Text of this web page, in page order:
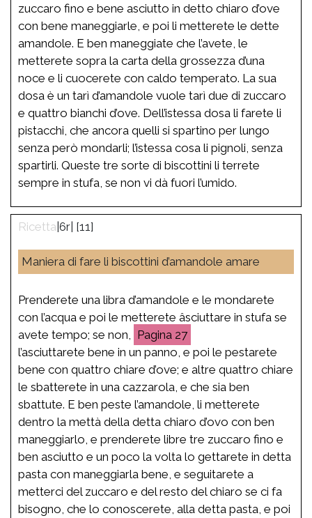
zuccaro fino e bene asciutto in detto chiaro d’ove
con bene maneggiarle, e poi li metterete le dette
amandole. E ben maneggiate che l’avete, le
metterete sopra la carta della grossezza d’una
noce e li cuocerete con caldo temperato. La sua
dosa è un tarì d’amandole vuole tarì due di zuccaro
e quattro bianchi d’ove. Dell’istessa dosa li farete li
pistacchi, che ancora quelli si spartino per lungo
senza però mondarli; l’istessa cosa li pignoli, senza
spartirli. Queste tre sorte di biscottini li terrete
sempre in stufa, se non vi dà fuori l’umido.
|6r| [11]
Maniera di fare li biscottini d’amandole amare
Prenderete una libra d’amandole e le mondarete
con l’acqua e poi le metterete âsciuttare in stufa se
avete tempo; se non,
27
l’asciuttarete bene in un panno, e poi le pestarete
bene con quattro chiare d’ove; e altre quattro chiare
le sbatterete in una cazzarola, e che sia ben
sbattute. E ben peste l’amandole, li metterete
dentro la mettà della detta chiaro d’ovo con ben
maneggiarlo, e prenderete libre tre zuccaro fino e
ben asciutto e un poco la volta lo gettarete in detta
pasta con maneggiarla bene, e seguitarete a
metterci del zuccaro e del resto del chiaro se ci fa
bisogno, che lo conoscerete, alla detta pasta, e poi